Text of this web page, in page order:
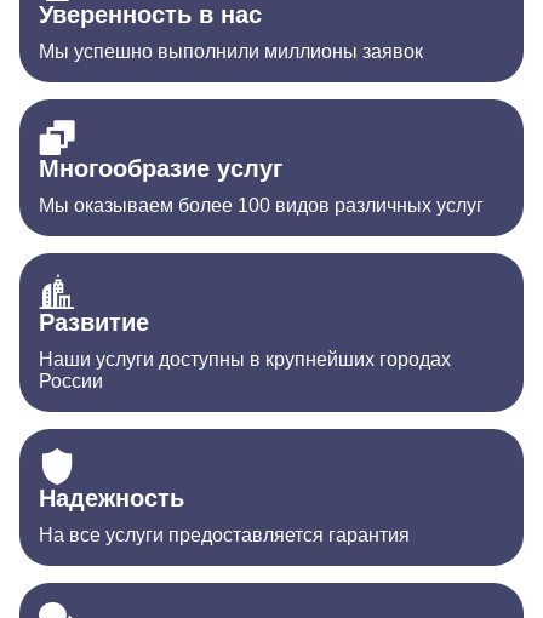
Уверенность в нас
Мы успешно выполнили миллионы заявок
Многообразие услуг
Мы оказываем более 100 видов различных услуг
Развитие
Наши услуги доступны в крупнейших городах
России
Надежность
На все услуги предоставляется гарантия